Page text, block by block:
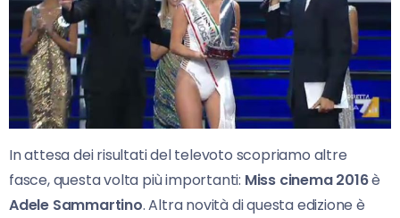
In attesa dei risultati del televoto scopriamo altre
fasce, questa volta più importanti: Miss cinema 2016è
Adele Sammartino. Altra novità di questa edizione è